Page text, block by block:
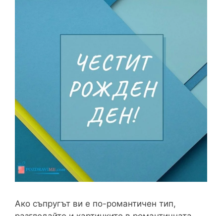
Ако съпругът ви е по-романтичен тип,